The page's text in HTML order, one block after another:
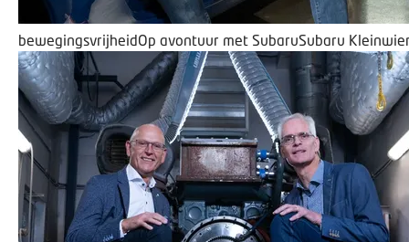
bewegingsvrijheidOp avontuur met SubaruSubaru